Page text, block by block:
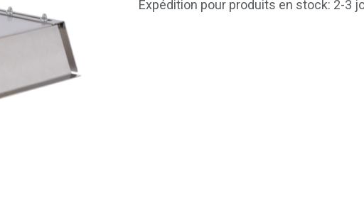
Expédition pour produits en stock: 2-3